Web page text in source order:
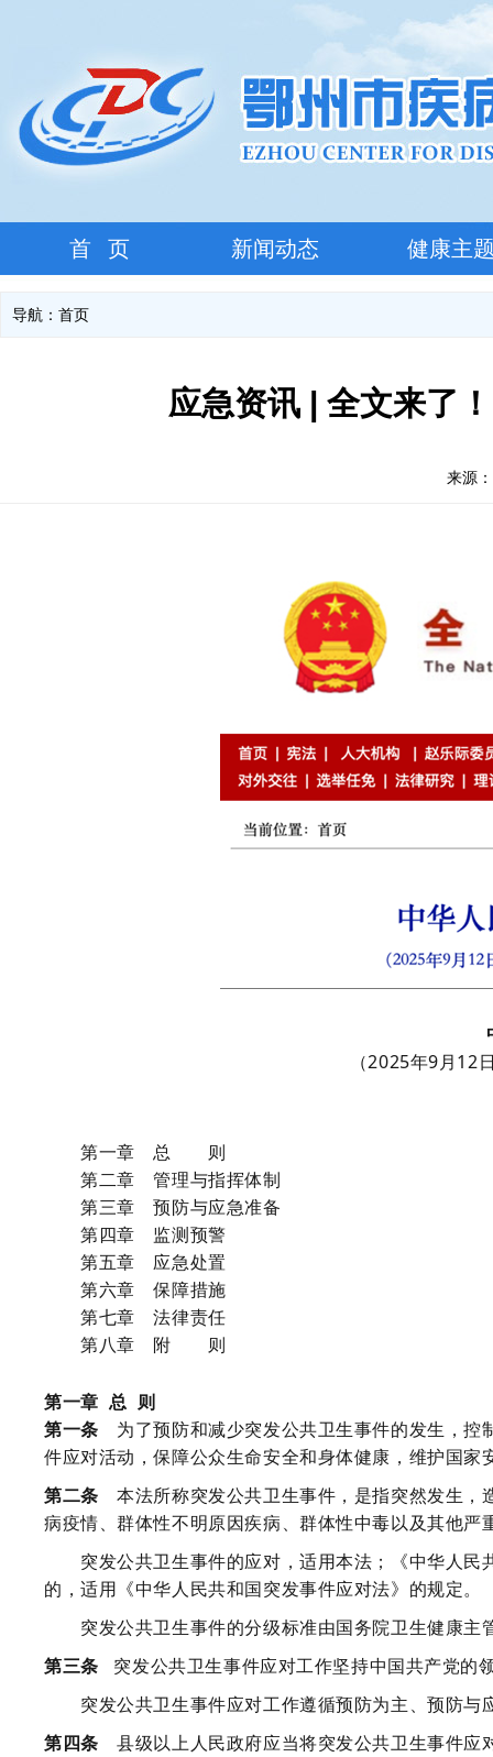
首 页 新闻动态 健康主
导航： 首页
应急资讯 | 全文来了
来源
（2025年9月12
第一章 总 则
第二章 管理与指挥体制
第三章 预防与应急准备
第四章 监测预警
第五章 应急处置
第六章 保障措施
第七章 法律责任
第八章 附 则
第一章 总 则
第一条 为了预防和减少突发公共卫生事件的发生，控
件应对活动，保障公众生命安全和身体健康，维护国
第二条 本法所称突发公共卫生事件，是指突然发生，
病疫情、群体性不明原因疾病、群体性中毒以及其他
突发公共卫生事件的应对，适用本法；《中华人民
的，适用《中华人民共和国突发事件应对法》的规定。
突发公共卫生事件的分级标准由国务院卫生健康主
第三条 突发公共卫生事件应对工作坚持中国共产党的
突发公共卫生事件应对工作遵循预防为主、预防与
第四条 县级以上人民政府应当将突发公共卫生事件应